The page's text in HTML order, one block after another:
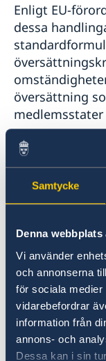
Samtycke
Denna
Vi använder
och annonserna
för sociala
vidarebefordrar
information från
annons- och
Dessa kan i sin
Enligt EU-
dessa
översättning
Undantaget
gäller endast
kopior av
offentliga
annan
Mer
hemsida.
Senast